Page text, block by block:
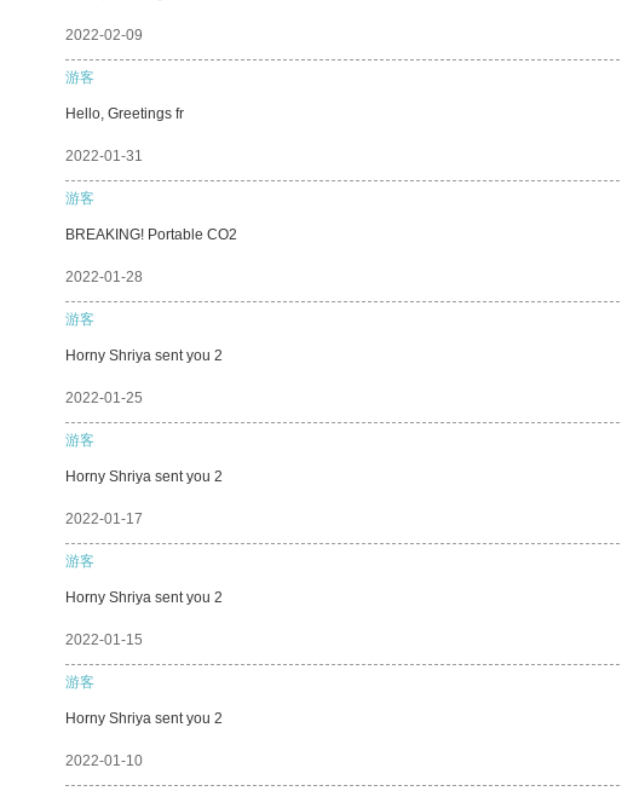
2022-02-09
游客
Hello, Greetings fr
2022-01-31
游客
BREAKING! Portable CO2
2022-01-28
游客
Horny Shriya sent you 2
2022-01-25
游客
Horny Shriya sent you 2
2022-01-17
游客
Horny Shriya sent you 2
2022-01-15
游客
Horny Shriya sent you 2
2022-01-10